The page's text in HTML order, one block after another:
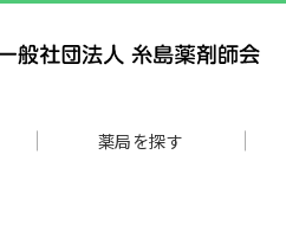
薬局を探す